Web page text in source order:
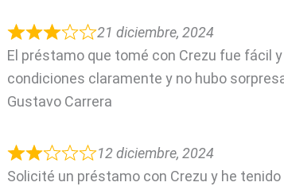
21 diciembre, 2024
El préstamo que tomé con Crezu fue fácil
condiciones claramente y no hubo
Gustavo Carrera
12 diciembre, 2024
Solicité un préstamo con Crezu y he